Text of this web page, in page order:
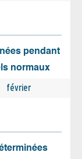
pendant
normaux
février